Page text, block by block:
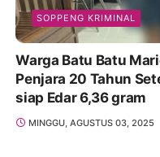
SOPPENG KRIMINAL
Warga Batu Batu
Penjara 20 Tahun
siap Edar 6,36 gram
MINGGU, AGUSTUS 03, 2025